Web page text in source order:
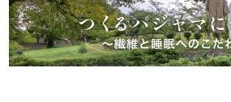
ガールズ長袖 ガール